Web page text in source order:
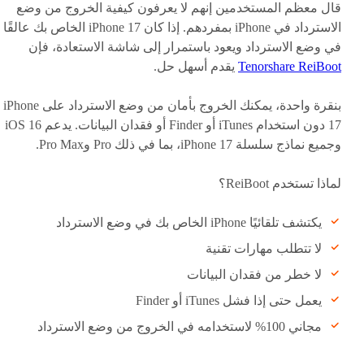
قال معظم المستخدمين إنهم لا يعرفون كيفية الخروج من وضع
الاسترداد في iPhone بمفردهم. إذا كان iPhone 17 الخاص بك عالقًا
في وضع الاسترداد ويعود باستمرار إلى شاشة الاستعادة، فإن
Tenorshare ReiBoot يقدم أسهل حل.
بنقرة واحدة، يمكنك الخروج بأمان من وضع الاسترداد على iPhone
17 دون استخدام iTunes أو Finder أو فقدان البيانات. يدعم iOS 16
وجميع نماذج سلسلة iPhone 17، بما في ذلك Pro وPro Max.
لماذا تستخدم ReiBoot؟
يكتشف تلقائيًا iPhone الخاص بك في وضع الاسترداد
لا تتطلب مهارات تقنية
لا خطر من فقدان البيانات
يعمل حتى إذا فشل iTunes أو Finder
مجاني 100% لاستخدامه في الخروج من وضع الاسترداد